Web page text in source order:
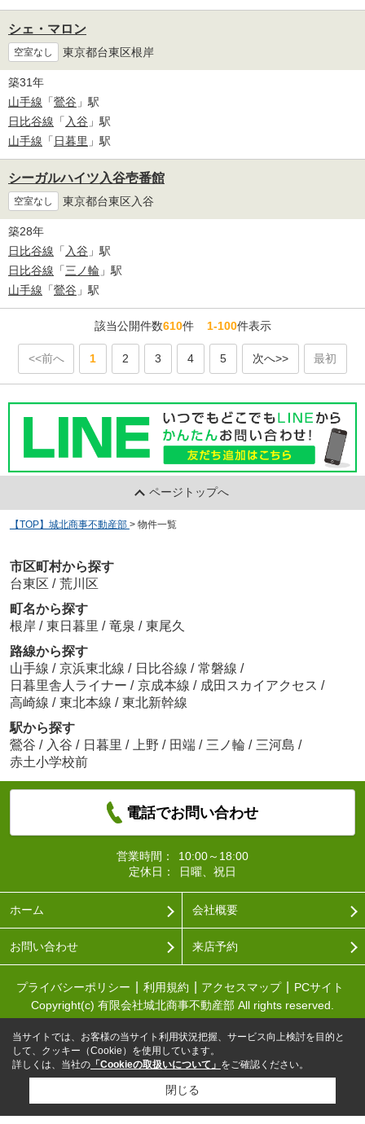
シェ・マロン
空室なし 東京都台東区根岸
築31年
山手線 「鶯谷 」駅
日比谷線 「 入谷 」駅
山手線 「 日暮里 」駅
シーガルハイツ入谷壱番館
空室なし 東京都台東区入谷
築28年
日比谷線 「 入谷 」駅
日比谷線 「三ノ輪 」駅
山手線 「鶯谷 」駅
該当公開件数610件1-100件表示
<<前へ 1 2 3 4 5 次へ>> 最初
ページトップへ
【TOP】城北商事不動産部 > 物件一覧
市区町村から探す
台東区 / 荒川区
町名から探す
根岸 / 東日暮里 / 竜泉 / 東尾久
路線から探す
山手線 / 京浜東北線 / 日比谷線 / 常磐線 /
日暮里舎人ライナー / 京成本線 / 成田スカイアクセス /
高崎線 / 東北本線 / 東北新幹線
駅から探す
鶯谷 / 入谷 / 日暮里 / 上野 / 田端 / 三ノ輪 / 三河島 /
赤土小学校前
電話でお問い合わせ
営業時間：
10:00～18:00
定休日：
日曜、祝日
ホーム 会社概要
お問い合わせ 来店予約
プライバシーポリシー 利用規約 アクセスマップ
PCサイト
Copyright(c) 有限会社城北商事不動産部 All rights reserved.
当サイトでは、お客様の当サイト利用状況把握、サービス向上検討を目的と
して、クッキー（Cookie）を使用しています。
詳しくは、当社の 「Cookieの取扱いについて」 をご確認ください。
閉じる